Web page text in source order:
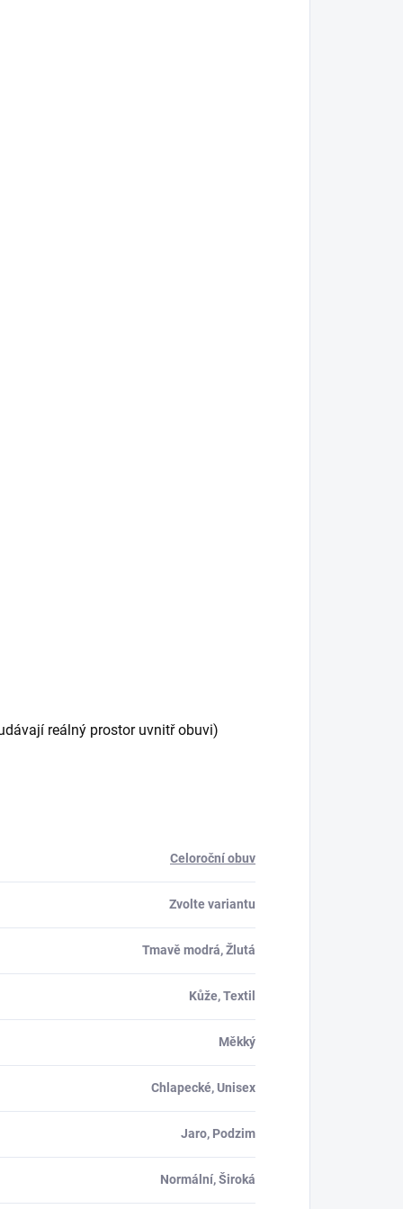
reálný prostor uvnitř obuvi)
Celoroční obuv
Zvolte variantu
Tmavě modrá, Žlutá
Kůže, Textil
Měkký
Chlapecké, Unisex
Jaro, Podzim
Normální, Široká